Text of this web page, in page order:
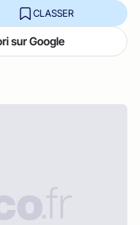
CLASSER
sur Google